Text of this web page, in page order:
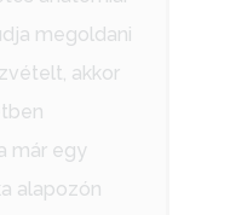
megoldani
akkor
már egy
alapozón